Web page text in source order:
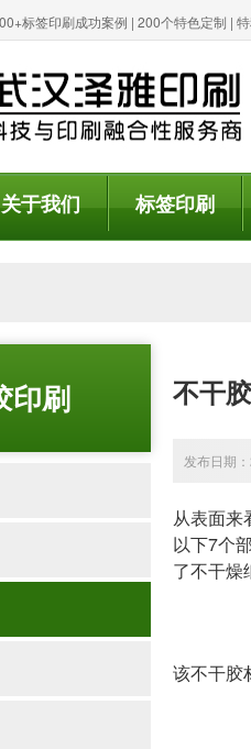
标签印刷成功案例 | 200个特色定制 |
关于我们 标签印刷
印刷 不干
发布日期
从表面来
以下7个
了不干燥
该不干胶